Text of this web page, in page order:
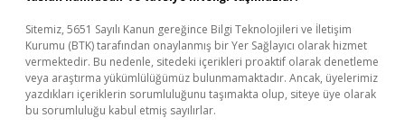
Sitemiz, 5651 Sayılı Kanun gereğince Bilgi Teknolojileri ve İletişim
Kurumu (BTK) tarafından onaylanmış bir Yer Sağlayıcı olarak hizmet
vermektedir. Bu nedenle, sitedeki içerikleri proaktif olarak denetleme
veya araştırma yükümlülüğümüz bulunmamaktadır. Ancak, üyelerimiz
yazdıkları içeriklerin sorumluluğunu taşımakta olup, siteye üye olarak
bu sorumluluğu kabul etmiş sayılırlar.